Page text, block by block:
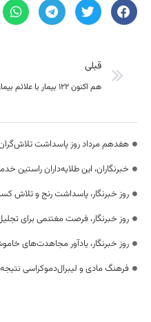
قبلی
هفدهم مرداد روز پاسداشت
خبرنگاران، این طلایه‌داران راستین
روز خبرنگار، پاسداشت رنج و تلاش
روز خبرنگار، فرصت مغتنمی برای
روز خبرنگار، یادآور مجاهدت‌های
فرهنگ مادی و لیبرال‌دموکراسی